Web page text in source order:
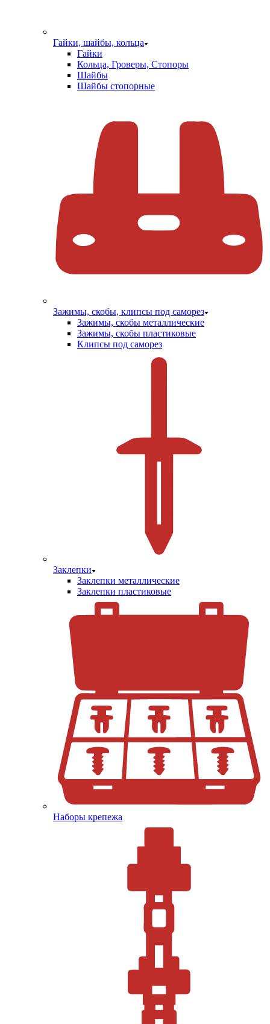
Гайки, шайбы, кольца
Гайки
Кольца, Гроверы, Стопоры
Шайбы
Шайбы стопорные
Зажимы, скобы, клипсы под саморез
Зажимы, скобы металлические
Зажимы, скобы пластиковые
Клипсы под саморез
Заклепки
Заклепки металлические
Заклепки пластиковые
Наборы крепежа